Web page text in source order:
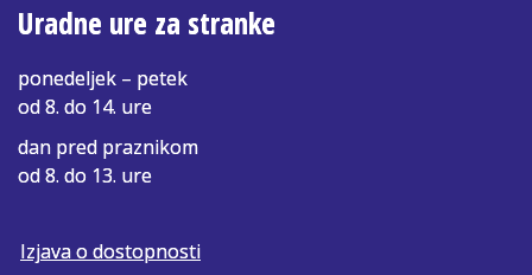
Uradne ure za stranke
ponedeljek – petek
od 8. do 14. ure
dan pred praznikom
od 8. do 13. ure
Izjava o dostopnosti